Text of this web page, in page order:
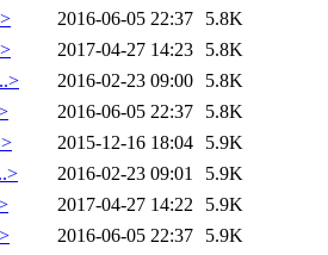
2016-06-05 22:37
5.8K
2017-04-27 14:23
5.8K
2016-02-23 09:00
5.8K
2016-06-05 22:37
5.8K
2015-12-16 18:04
5.9K
2016-02-23 09:01
5.9K
2017-04-27 14:22
5.9K
2016-06-05 22:37
5.9K